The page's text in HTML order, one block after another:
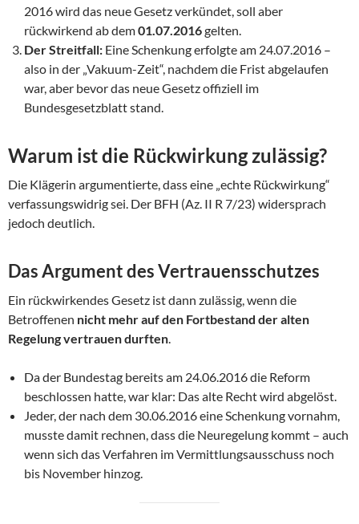
2016 wird das neue Gesetz verkündet, soll aber
rückwirkend ab dem01.07.2016gelten.
Der Streitfall: Eine Schenkung erfolgte am 24.07.2016 –
also in der „Vakuum-Zeit“, nachdem die Frist abgelaufen
war, aber bevor das neue Gesetz offiziell im
Bundesgesetzblatt stand.
Warum ist die Rückwirkung zulässig?
Die Klägerin argumentierte, dass eine „echte Rückwirkung“
verfassungswidrig sei. Der BFH (Az. II R 7/23) widersprach
jedoch deutlich.
Das Argument des Vertrauensschutzes
Ein rückwirkendes Gesetz ist dann zulässig, wenn die
Betroffenen nicht mehr auf den Fortbestand der alten
Regelung vertrauen durften
Da der Bundestag bereits am 24.06.2016 die Reform
beschlossen hatte, war klar: Das alte Recht wird abgelöst.
Jeder, der nach dem 30.06.2016 eine Schenkung vornahm,
musste damit rechnen, dass die Neuregelung kommt – auch
wenn sich das Verfahren im Vermittlungsausschuss noch
bis November hinzog.